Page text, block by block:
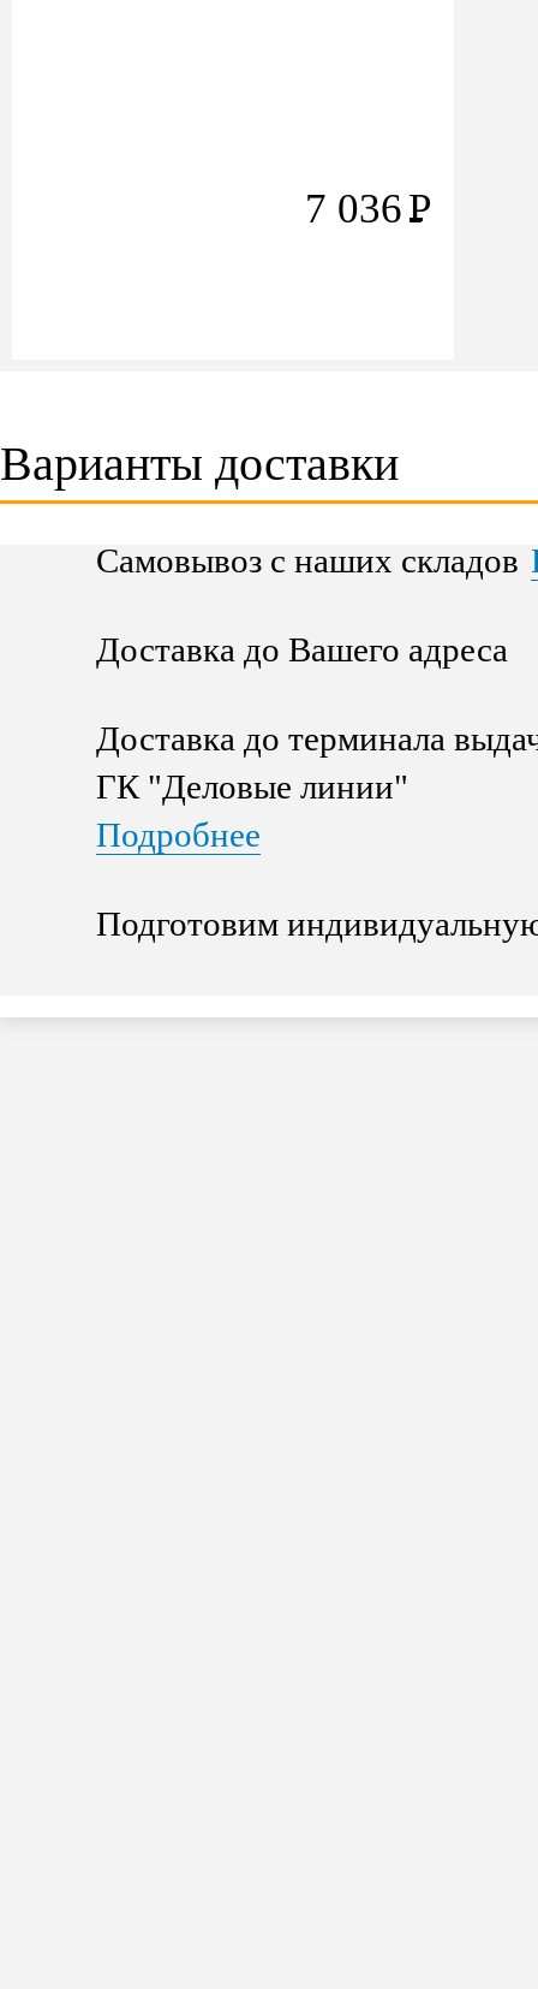
7 036Р
Варианты доставки
Самовывоз с наших складов
Доставка до Вашего адреса
Доставка до терминала
ГК "Деловые линии"
Подробнее
Подготовим